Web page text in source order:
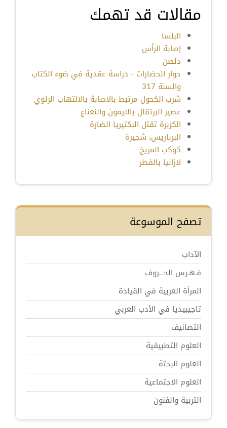
مقالات قد تهمك
البلسا
إصابة الرأس
دلصن
حوار الحضارات - دراسة عقدية في ضوء الكتاب
والسنة 317
شرب الكحول مرتبط بالاصابة بالالتهاب الرئوي
عصير البرتقال بالليمون والنعناع
الكزبرة تقتل البكتيريا الضارة
البرباريس، شجيرة
كوكب المريخ
لازانيا بالفطر
تصفح الموسوعة
الآداب
فـهـرس الحـــروف
المرأة العربية في القيادة
تاجيبيديا في الأدب العربي
التصانيف
العلوم التطبيقية
العلوم البحتة
العلوم الاجتماعية
التربية والفنون